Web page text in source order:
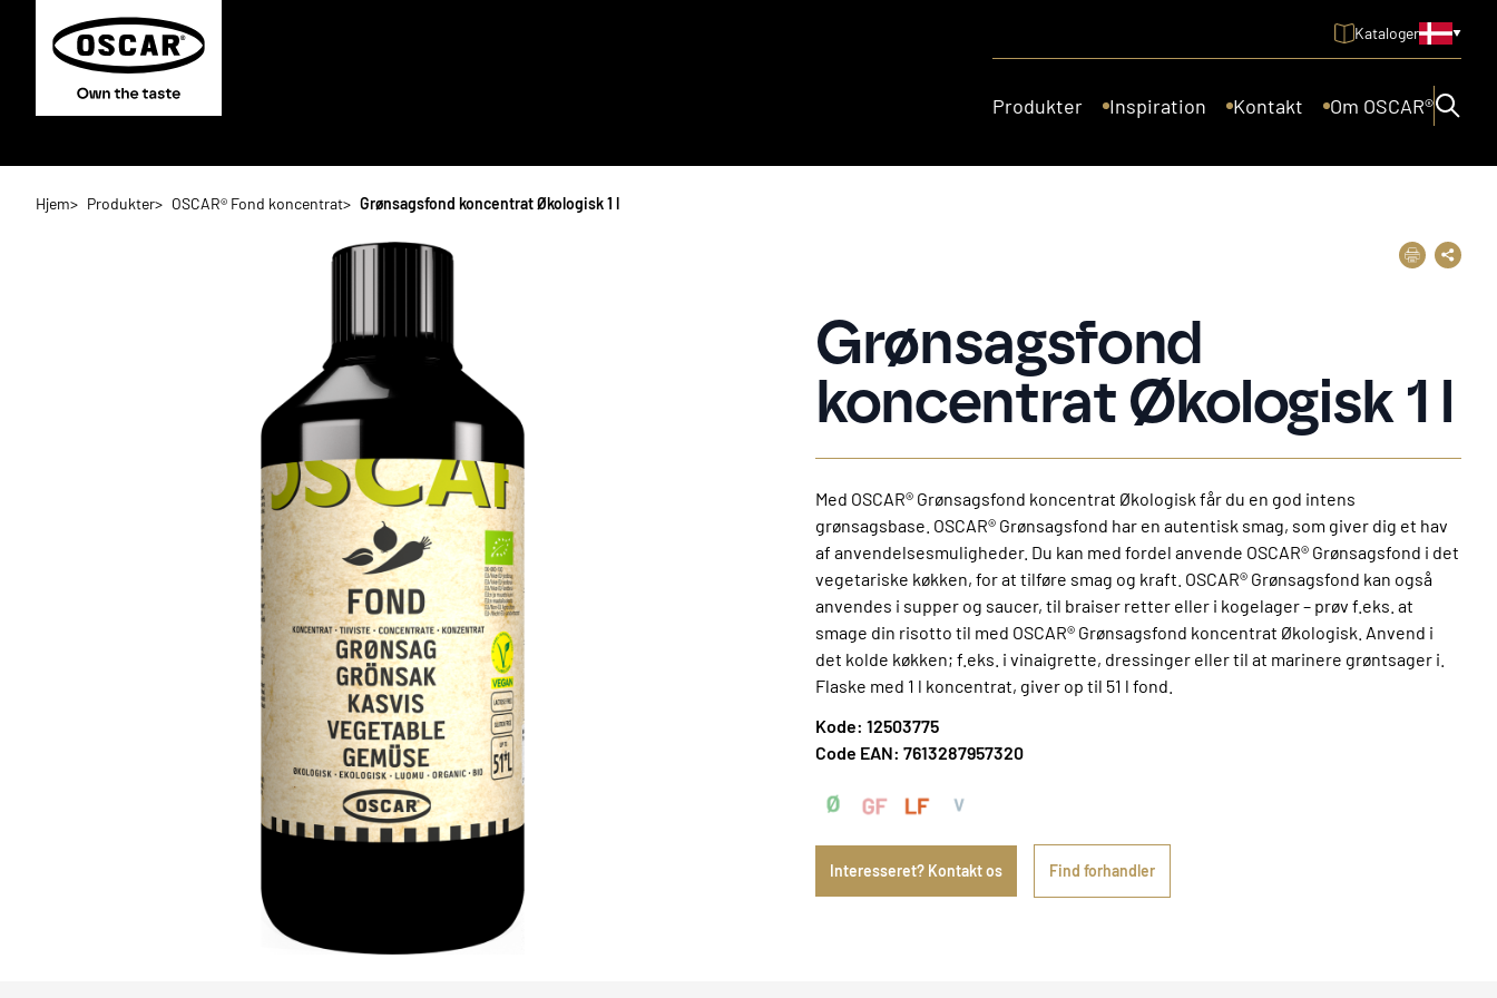
Kataloger
Produkter Inspiration Kontakt Om OSCAR®
Hjem Produkter OSCAR® Fond koncentrat Grønsagsfond koncentrat Økologisk 1 l
Grønsagsfond
koncentrat Økologisk 1 l
Med OSCAR® Grønsagsfond koncentrat Økologisk får du en god intens
grønsagsbase. OSCAR® Grønsagsfond har en autentisk smag, som giver dig et hav
af anvendelsesmuligheder. Du kan med fordel anvende OSCAR® Grønsagsfond i det
vegetariske køkken, for at tilføre smag og kraft. OSCAR® Grønsagsfond kan også
anvendes i supper og saucer, til braiser retter eller i kogelager – prøv f.eks. at
smage din risotto til med OSCAR® Grønsagsfond koncentrat Økologisk. Anvend i
det kolde køkken; f.eks. i vinaigrette, dressinger eller til at marinere grøntsager i.
Flaske med 1 l koncentrat, giver op til 51 l fond.
Kode: 12503775
Code EAN: 7613287957320
Interesseret? Kontakt os Find forhandler